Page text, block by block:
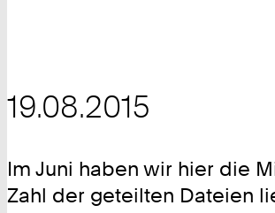
19.08.2015
Im Juni haben wir hier die
Zahl der geteilten Dateien